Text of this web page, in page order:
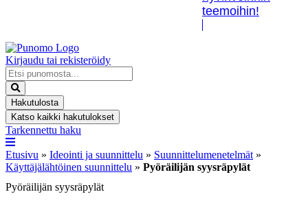
teemoihin!
Kirjaudu tai rekisteröidy
Search
...
Hakutulosta
Katso kaikki hakutulokset
Tarkennettu haku
Etusivu » Ideointi ja suunnittelu » Suunnittelumenetelmät »
Käyttäjälähtöinen suunnittelu » Pyöräilijän syysräpylät
Pyöräilijän syysräpylät